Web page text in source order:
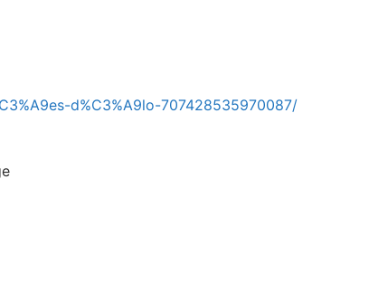
d%C3%A9lo-707428535970087/